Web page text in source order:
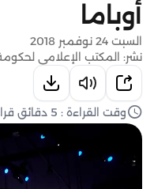
أوباما
السبت 24 نوفمبر 2018
نشر: المكتب الإعلامي
وقت القراءة : 5 دقائق قراءة